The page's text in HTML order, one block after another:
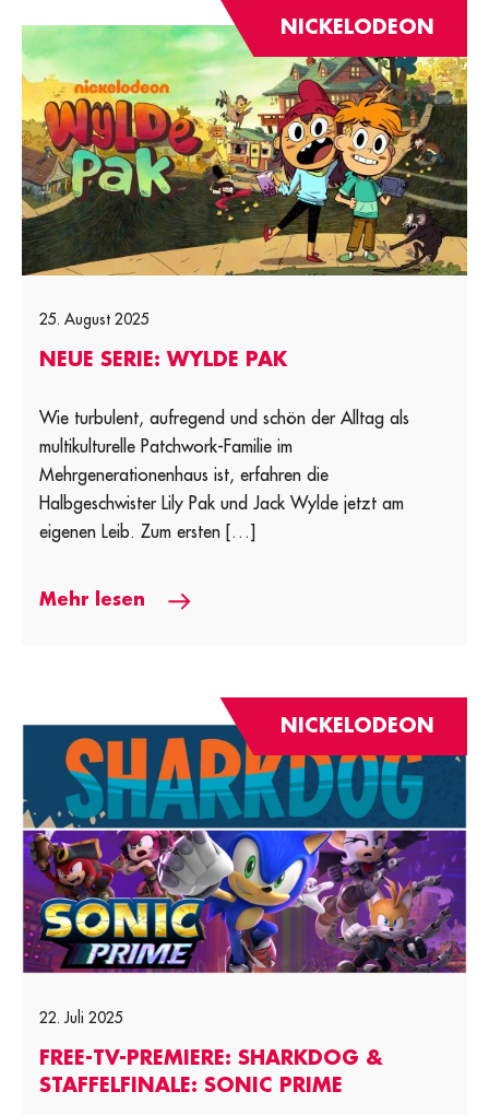
NICKELODEON
25. August 2025
NEUE SERIE: WYLDE PAK
Wie turbulent, aufregend und schön der Alltag als
multikulturelle Patchwork-Familie im
Mehrgenerationenhaus ist, erfahren die
Halbgeschwister Lily Pak und Jack Wylde jetzt am
eigenen Leib. Zum ersten […]
Mehr lesen
NICKELODEON
22. Juli 2025
FREE-TV-PREMIERE: SHARKDOG &
STAFFELFINALE: SONIC PRIME